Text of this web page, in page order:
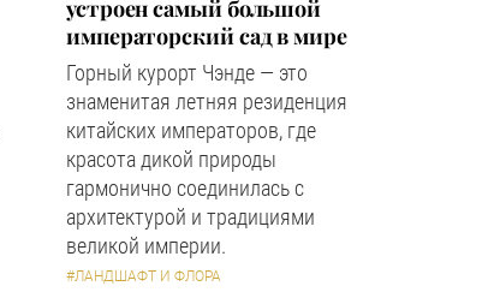
устроен самый большой
императорский сад в мире
Горный курорт Чэнде — это
знаменитая летняя резиденция
китайских императоров, где
красота дикой природы
гармонично соединилась с
архитектурой и традициями
великой империи.
#ЛАНДШАФТ И ФЛОРА